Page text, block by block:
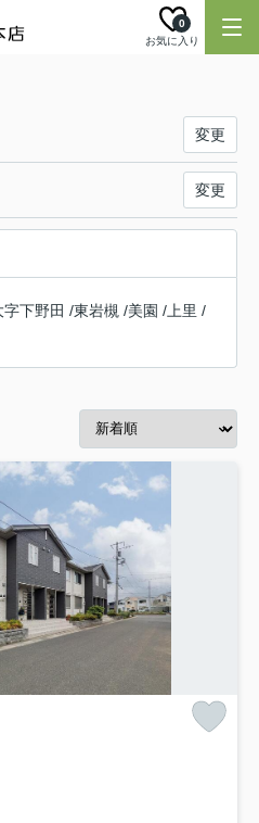
お気に入り
0
変更
変更
字下野田 /東岩槻 /美園 / 上里 /